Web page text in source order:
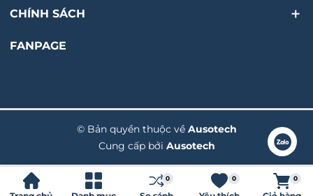
CHÍNH SÁCH
FANPAGE
© Bản quyền thuộc về Ausotech
Cung cấp bởi Ausotech
0 0 0
Liên hệ